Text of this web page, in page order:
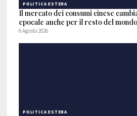
POLITICA ESTERA
Il mercato dei consumi cinese
epocale anche per il resto del mondo
6 Agosto 2026
POLITICA ESTERA